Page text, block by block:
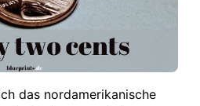
das nordamerikanische